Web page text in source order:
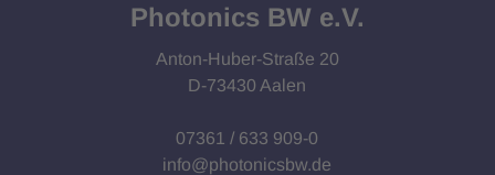
Photonics BW e.V.
Anton-Huber-Straße 20
D-73430 Aalen
07361 / 633 909-0
info@photonicsbw.de